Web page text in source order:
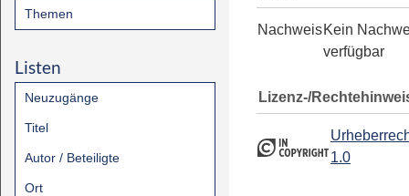
Themen
Listen
Neuzugänge
Titel
Autor / Beteiligte
Ort
NachweisKein
verfügbar
Lizenz-/
1.0